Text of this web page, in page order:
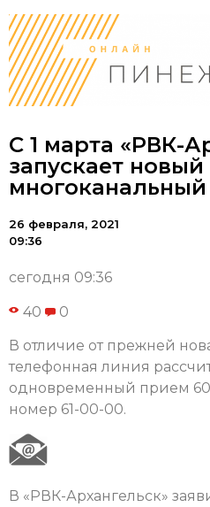
С 1 марта «РВК-
запускает новый
26 февраля, 2021
09:36
сегодня 09:36
40 0
В отличие от прежней
телефонная линия
одновременный прием 60
номер 61-00-00.
В «РВК-Архангельск»